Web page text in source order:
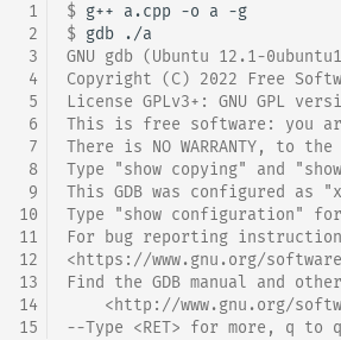
1
2
3
4
5
6
7
8
9
10
11
12
13
14
15
$ g++ a.cpp -o a
$ gdb
GNU gdb (Ubuntu 12.1-
Copyright (C) 2022 Free
License GPLv3+: GNU GPL
This is free software: you
There is NO WARRANTY, to
Type "show copying" and
This GDB was configured as
Type "show configuration"
For bug reporting
<https://www.gnu.org/
Find the GDB manual and
<http://www.gnu.org/
--Type <RET> for more, q